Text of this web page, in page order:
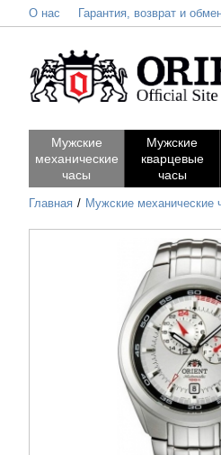
О нас Гарантия, возврат и
Мужские
механические
часы
Мужские
кварцевые
часы
Главная Мужские механические